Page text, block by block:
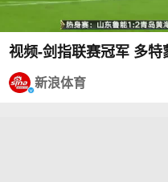
视频-剑指联赛冠军 多
新浪体育